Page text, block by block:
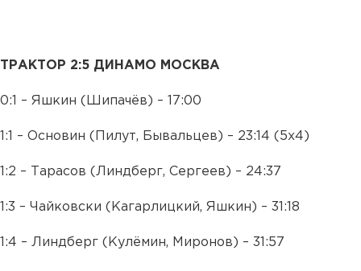
ТРАКТОР 2:5 ДИНАМО МОСКВА
0:1 – Яшкин (Шипачёв) – 17:00
1:1 – Основин (Пилут, Бывальцев) – 23:14 (5х4)
1:2 – Тарасов (Линдберг, Сергеев) – 24:37
1:3 – Чайковски (Кагарлицкий, Яшкин) – 31:18
1:4 – Линдберг (Кулёмин, Миронов) – 31:57